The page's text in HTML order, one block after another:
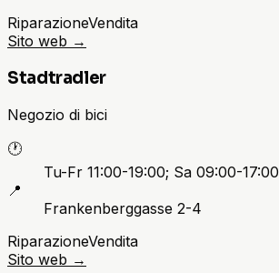
RiparazioneVendita
Sito web →
Stadtradler
Negozio di bici
🕐
Tu-Fr 11:00-19:00; Sa 09:00-17:00
📍
Frankenberggasse 2-4
RiparazioneVendita
Sito web →